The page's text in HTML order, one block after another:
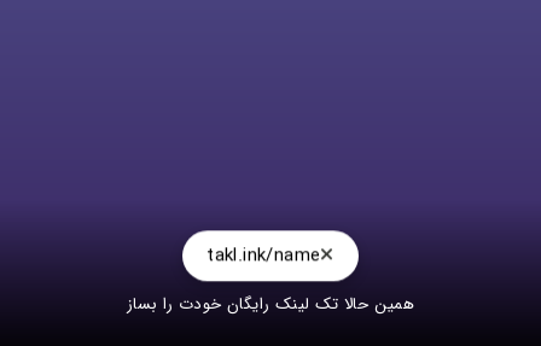
takl.ink/name
همین حالا تک لینک رایگان خودت را بساز